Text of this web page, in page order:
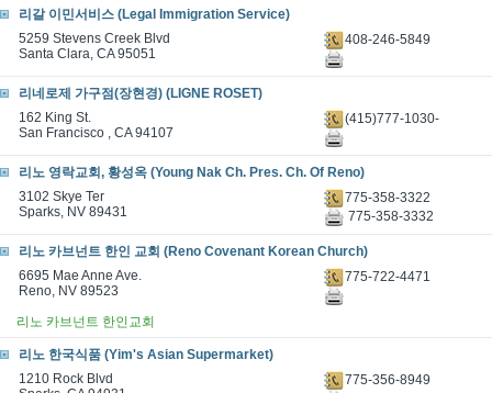
리갈 이민서비스 (Legal Immigration Service)
5259 Stevens Creek Blvd
Santa Clara, CA 95051
408-246-5849
리네로제 가구점(장현경) (LIGNE ROSET)
162 King St.
San Francisco , CA 94107
(415)777-1030-
리노 영락교회, 황성옥 (Young Nak Ch. Pres. Ch. Of Reno)
3102 Skye Ter
Sparks, NV 89431
775-358-3322
775-358-3332
리노 카브넌트 한인 교회 (Reno Covenant Korean Church)
6695 Mae Anne Ave.
Reno, NV 89523
775-722-4471
리노 카브넌트 한인교회
리노 한국식품 (Yim's Asian Supermarket)
1210 Rock Blvd
775-356-8949